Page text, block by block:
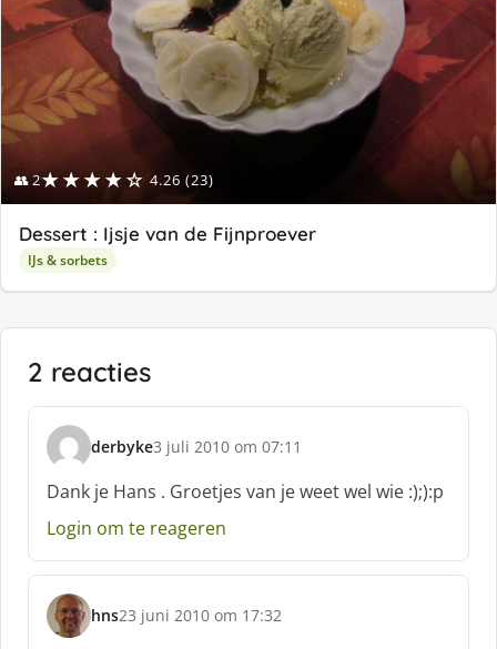
👥 2★★★★☆ 4.26 (23)
Dessert : Ijsje van de Fijnproever
IJs & sorbets
2 reacties
derbyke
s
c
h
r
e
f
:
3 juli 2010 om 07:11
Dank je Hans . Groetjes van je weet wel wie :);):p
Login om te reageren
hns
s
23 juni 2010 om 17:32